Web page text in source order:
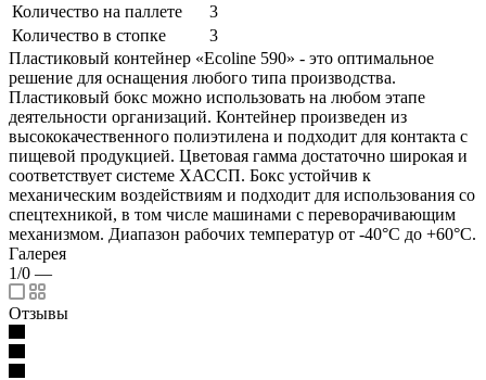
Количество на паллете
3
Количество в стопке
3
Пластиковый контейнер «Ecoline 590» - это оптимальное
решение для оснащения любого типа производства.
Пластиковый бокс можно использовать на любом этапе
деятельности организаций. Контейнер произведен из
высококачественного полиэтилена и подходит для контакта с
пищевой продукцией. Цветовая гамма достаточно широкая и
соответствует системе ХАССП. Бокс устойчив к
механическим воздействиям и подходит для использования со
спецтехникой, в том числе машинами с переворачивающим
механизмом. Диапазон рабочих температур от -40°С до +60°С.
Галерея
1/0 —
Отзывы